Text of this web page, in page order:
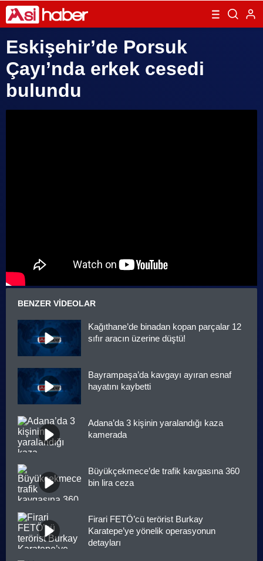
Eskişehir’de Porsuk
Çayı’nda erkek cesedi
bulundu
BENZER VIDEOLAR
Kağıthane’de binadan kopan parçalar 12
sıfır aracın üzerine düştü!
Bayrampaşa’da kavgayı ayıran esnaf
hayatını kaybetti
Adana’da 3 kişinin yaralandığı kaza
kamerada
Büyükçekmece’de trafik kavgasına 360
bin lira ceza
Firari FETÖ’cü terörist Burkay
Karatepe’ye yönelik operasyonun
detayları